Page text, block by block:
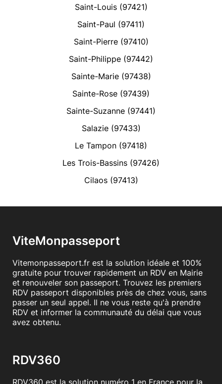
Saint-Louis (97421)
Saint-Paul (97411)
Saint-Pierre (97410)
Saint-Philippe (97442)
Sainte-Marie (97438)
Sainte-Rose (97439)
Sainte-Suzanne (97441)
Salazie (97433)
Le Tampon (97418)
Les Trois-Bassins (97426)
Cilaos (97413)
ViteMonpasseport
Vitemonpasseport.fr est la solution idéale et 100%
gratuite pour trouver rapidement un RDV en Mairie
et renouveler son passeport. Trouvez les premiers
RDV passeport disponibles près de chez vous, sans
passer un seul appel. Il ne vous reste qu'à prendre
RDV et informer la communauté du délai que vous
avez obtenu.
RDV360
RDV360 est la solution numéro 1 en France pour la